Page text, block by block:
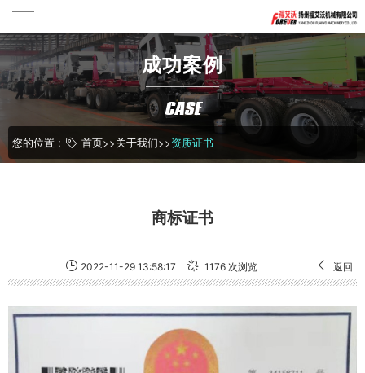
成功案例
CASE
您的位置 : 首页>>关于我们>>资质证书
商标证书
2022-11-29 13:58:17 1176 次浏览 返回